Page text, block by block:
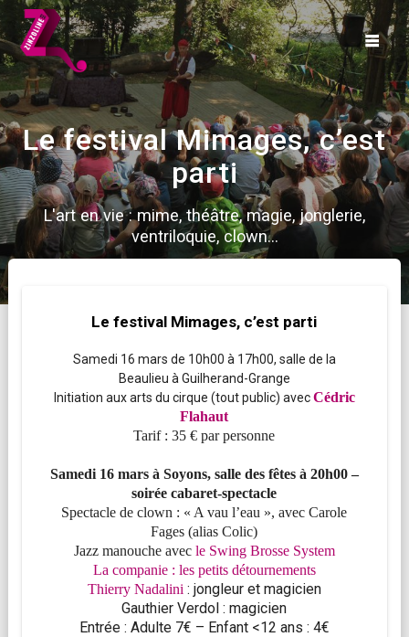
Skip
to
content
Le festival Mimages, c’est
parti
L'art en vie : mime, théâtre, magie, jonglerie,
ventriloquie, clown...
Le festival Mimages, c’est parti
Samedi 16 mars de 10h00 à 17h00, salle de la
Beaulieu à Guilherand-Grange
Initiation aux arts du cirque (tout public) avecCédric
Flahaut
Tarif : 35 € par personne
Samedi 16 mars à Soyons, salle des fêtes à 20h00 –
soirée cabaret-spectacle
Spectacle de clown : « A vau l’eau », avec Carole
Fages (aliasColic)
Jazz manouche avec le Swing Brosse System
La companie: les petits détournements
Thierry Nadalini : jongleur et magicien
GauthierVerdol : magicien
Entrée : Adulte 7€ – Enfant <12 ans : 4€